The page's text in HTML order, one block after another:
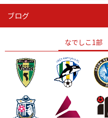
ニッパツ
ニッパツ 名古屋
ブログ
なでしこ1部